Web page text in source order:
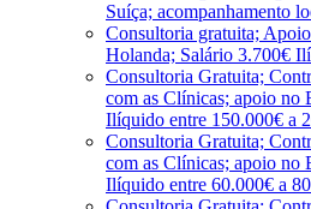
Suíça; acompanhamento
Consultoria gratuita;
Holanda; Salário 3.700€
Consultoria Gratuita;
com as Clínicas; apoio no
Ilíquido entre 150.000€ a
Consultoria Gratuita;
com as Clínicas; apoio no
Ilíquido entre 60.000€ a